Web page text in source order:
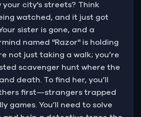
your city's streets? Think
watched, and it just got
sister is gone, and a
named "Razor" is holding
not just taking a walk; you’re
scavenger hunt where the
death. To find her, you’ll
first—strangers trapped
games. You’ll need to solve